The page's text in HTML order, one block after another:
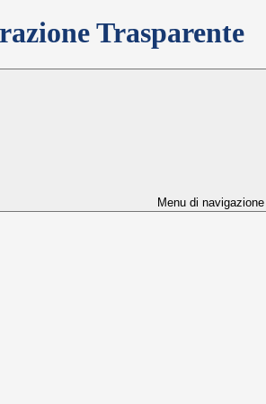
Trasparente
Menu di navigazione